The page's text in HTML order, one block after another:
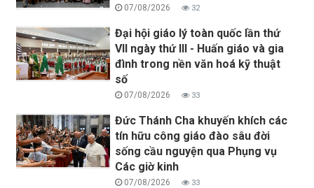
07/08/2026 32
Đại hội giáo lý toàn quốc lần thứ
VII ngày thứ III - Huấn giáo và gia
đình trong nền văn hoá kỹ thuật
số
07/08/2026 33
Đức Thánh Cha khuyến khích các
tín hữu công giáo đào sâu đời
sống cầu nguyện qua Phụng vụ
Các giờ kinh
07/08/2026 33